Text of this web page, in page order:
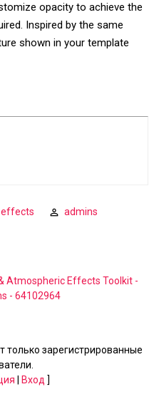
opacity to achieve the
Inspired by the same
shown in your template
admins
Atmospheric Effects Toolkit -
- 64102964
зарегистрированные
Вход ]